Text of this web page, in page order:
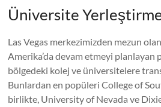
Academic
and
Athletic
Counseling
Üniversite
Las Vegas merkezimizden mezun
Amerika’da devam etmeyi planlayan
bölgedeki kolej ve üniversitelere
Bunlardan en popüleri College of
birlikte, University of Nevada ve